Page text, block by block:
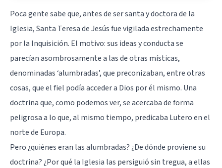
Poca gente sabe que, antes de ser santa y doctora de la
Iglesia, Santa Teresa de Jesús fue vigilada estrechamente
por la Inquisición. El motivo: sus ideas y conducta se
parecían asombrosamente a las de otras místicas,
denominadas ‘alumbradas’, que preconizaban, entre otras
cosas, que el fiel podía acceder a Dios por él mismo. Una
doctrina que, como podemos ver, se acercaba de forma
peligrosa a lo que, al mismo tiempo, predicaba Lutero en el
norte de Europa.
Pero ¿quiénes eran las alumbradas? ¿De dónde proviene su
doctrina? ¿Por qué la Iglesia las persiguió sin tregua, a ellas